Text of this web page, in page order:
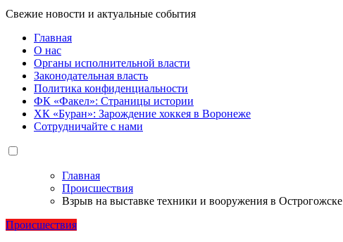
Свежие новости и актуальные события
Главная
О нас
Органы исполнительной власти
Законодательная власть
Политика конфиденциальности
ФК «Факел»: Страницы истории
ХК «Буран»: Зарождение хоккея в Воронеже
Сотрудничайте с нами
Главная
Происшествия
Взрыв на выставке техники и вооружения в Острогожске
Происшествия